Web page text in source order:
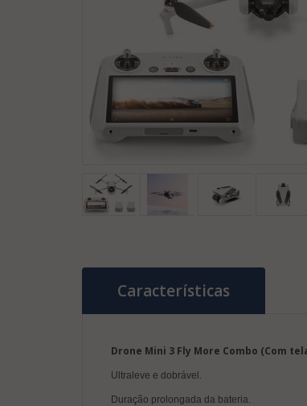
Características
Drone Mini 3 Fly More Combo (Com
Ultraleve e dobrável.
Duração prolongada da bateria.